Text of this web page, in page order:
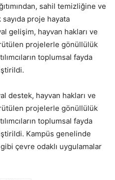
sahil temizliğine ve
sayıda proje hayata
gelişim, hayvan hakları ve
projelerle gönüllülük
toplumsal fayda
destek, hayvan hakları ve
projelerle gönüllülük
toplumsal fayda
Kampüs genelinde
çevre odaklı uygulamalar